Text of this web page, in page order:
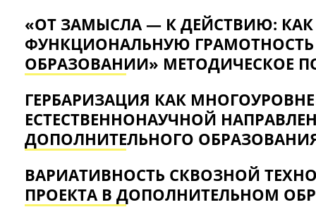
«ОТ ЗАМЫСЛА — К ДЕЙСТВИЮ: КАК
ФУНКЦИОНАЛЬНУЮ
ОБРАЗОВАНИИ» МЕТОДИЧЕСКОЕ
ГЕРБАРИЗАЦИЯ КАК
ЕСТЕСТВЕННОНАУЧНОЙ
ДОПОЛНИТЕЛЬНОГО
ВАРИАТИВНОСТЬ СКВОЗНОЙ
ПРОЕКТА В ДОПОЛНИТЕЛЬНОМ